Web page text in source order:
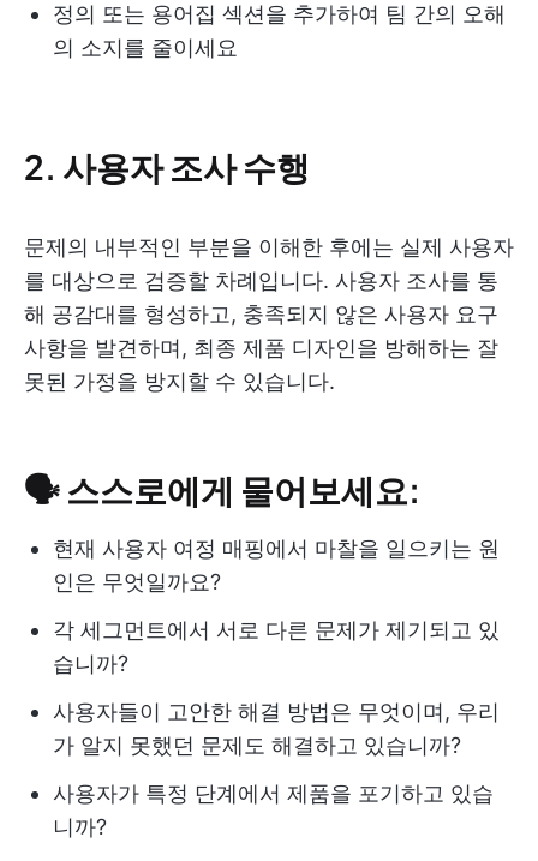
정의 또는 용어집 섹션을 추가하여 팀 간의 오해
의 소지를 줄이세요
2. 사용자 조사 수행
문제의 내부적인 부분을 이해한 후에는 실제 사용자
를 대상으로 검증할 차례입니다. 사용자 조사를 통
해 공감대를 형성하고, 충족되지 않은 사용자 요구
사항을 발견하며, 최종 제품 디자인을 방해하는 잘
못된 가정을 방지할 수 있습니다.
🗣️ 스스로에게 물어보세요:
현재 사용자 여정 매핑에서 마찰을 일으키는 원
인은 무엇일까요?
각 세그먼트에서 서로 다른 문제가 제기되고 있
습니까?
사용자들이 고안한 해결 방법은 무엇이며, 우리
가 알지 못했던 문제도 해결하고 있습니까?
사용자가 특정 단계에서 제품을 포기하고 있습
니까?